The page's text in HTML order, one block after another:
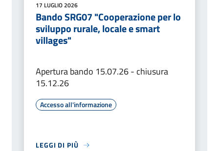
17 LUGLIO 2026
Bando SRG07 "Cooperazione per lo
sviluppo rurale, locale e smart
villages"
Apertura bando 15.07.26 - chiusura
15.12.26
Accesso all'informazione
LEGGI DI PIÙ